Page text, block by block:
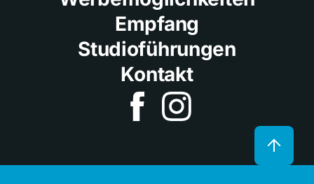
Empfang
Studioführungen
Kontakt